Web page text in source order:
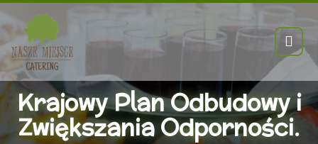
Krajowy Plan Odbudowy i
Zwiększania Odporności.